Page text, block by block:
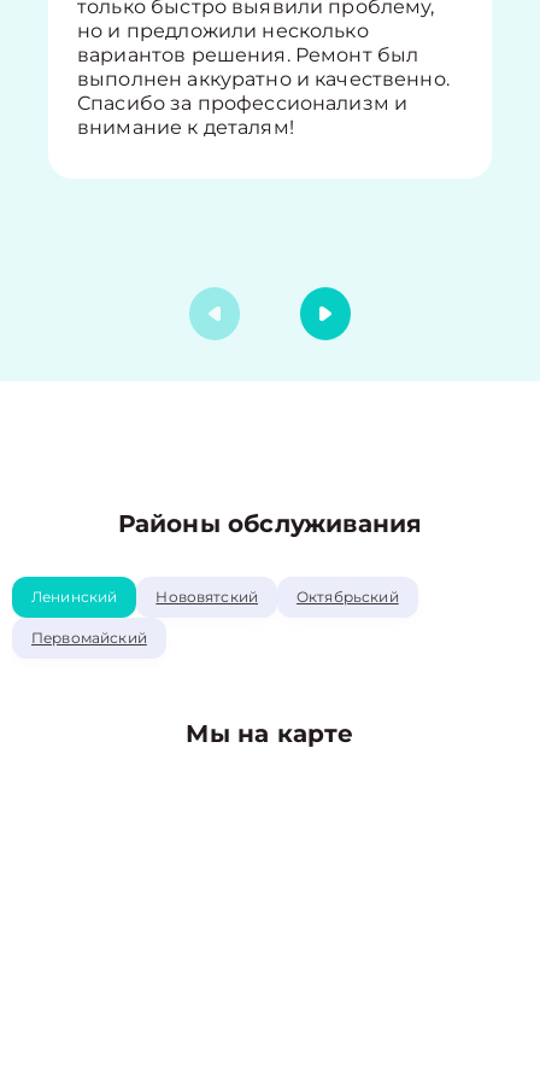
только быстро выявили проблему,
но и предложили несколько
вариантов решения. Ремонт был
выполнен аккуратно и качественно.
Спасибо за профессионализм и
внимание к деталям!
Районы обслуживания
Ленинский Нововятский Октябрьский
Первомайский
Мы на карте